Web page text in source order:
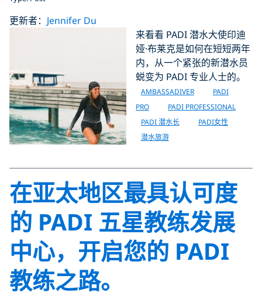
更新者： Jennifer Du
来看看 PADI 潜水大使印迪
娅·布莱克是如何在短短两年
内，从一个紧张的新潜水员
蜕变为 PADI 专业人士的。
AMBASSADIVER
PADI
PRO
PADI PROFESSIONAL
PADI 潜水长
PADI女性
潜水旅游
在亚太地区最具认可度
的 PADI 五星教练发展
中心，开启您的 PADI
教练之路。